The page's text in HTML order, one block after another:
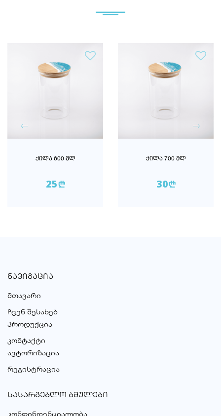
ᲥᲘᲚᲐ 600 ᲛᲚ
25n
ᲥᲘᲚᲐ 700 ᲛᲚ
30n
ᲜᲐᲕᲘᲒᲐᲪᲘᲐ
მთავარი
ჩვენ შესახებ
პროდუქცია
კონტაქტი
ავტორიზაცია
რეგისტრაცია
ᲡᲐᲡᲐᲠᲒᲔᲑᲚᲝ ᲑᲛᲣᲚᲔᲑᲘ
კონფინდენციალობა